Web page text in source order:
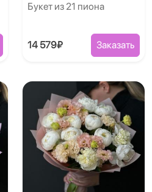
Букет из 21 пиона
14 579₽ Заказать